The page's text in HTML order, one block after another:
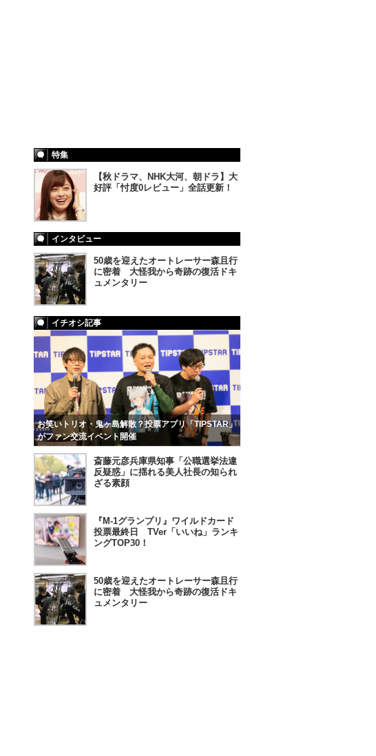
特集
【秋ドラマ、NHK大河、朝ドラ】大
好評「忖度0レビュー」全話更新！
インタビュー
50歳を迎えたオートレーサー森且行
に密着 大怪我から奇跡の復活ドキ
ュメンタリー
イチオシ記事
お笑いトリオ・鬼ヶ島解散？投票アプリ「TIPSTAR」
がファン交流イベント開催
斎藤元彦兵庫県知事「公職選挙法違
反疑惑」に揺れる美人社長の知られ
ざる素顔
『M-1グランプリ』ワイルドカード
投票最終日 TVer「いいね」ランキ
ングTOP30！
50歳を迎えたオートレーサー森且行
に密着 大怪我から奇跡の復活ドキ
ュメンタリー